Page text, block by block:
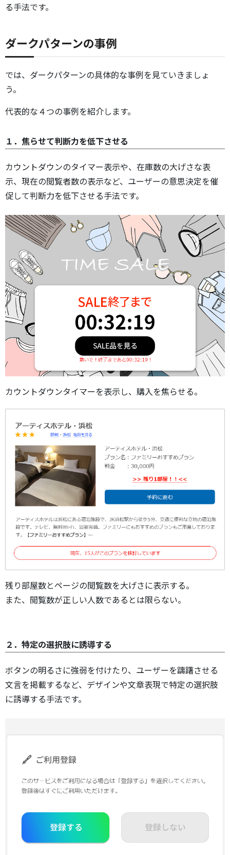
る手法です。
ダークパターンの事例
では、ダークパターンの具体的な事例を見ていきましょ
う。
代表的な４つの事例を紹介します。
１．焦らせて判断力を低下させる
カウントダウンのタイマー表示や、在庫数の大げさな表
示、現在の閲覧者数の表示など、ユーザーの意思決定を催
促して判断力を低下させる手法です。
カウントダウンタイマーを表示し、購入を焦らせる。
残り部屋数とページの閲覧数を大げさに表示する。
また、閲覧数が正しい人数であるとは限らない。
２．特定の選択肢に誘導する
ボタンの明るさに強弱を付けたり、ユーザーを躊躇させる
文言を掲載するなど、デザインや文章表現で特定の選択肢
に誘導する手法です。